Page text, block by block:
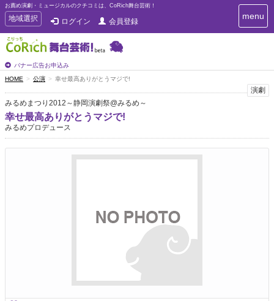
お薦め演劇・ミュージカルのクチコミは、CoRich舞台芸術！
T
o
g
g
e
n
a
v
i
g
a
地域選択 ログイン 会員登録
バナー広告お申込み
T
o
g
a
menu
HOME 公演 幸せ最高ありがとうマジで!
演劇
みるめまつり2012～静岡演劇祭@みるめ～
幸せ最高ありがとうマジで!
みるめプロデュース